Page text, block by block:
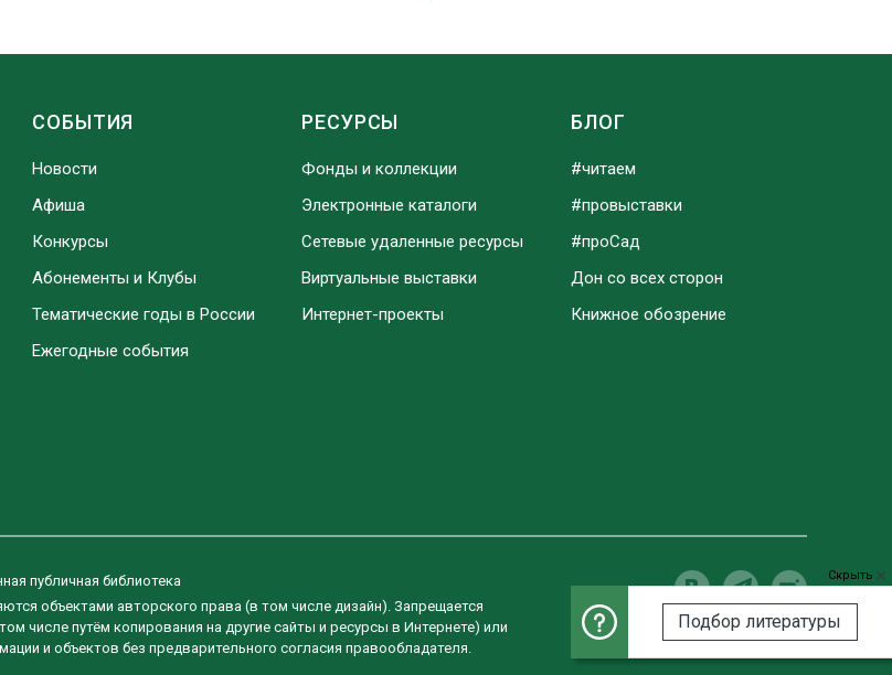
Скрыть
Подбор литературы
СОБЫТИЯ
Новости
Афиша
Конкурсы
Абонементы и Клубы
Тематические годы в России
Ежегодные события
РЕСУРСЫ
Фонды и коллекции
Электронные каталоги
Сетевые удаленные ресурсы
Виртуальные выставки
Интернет-проекты
БЛОГ
#читаем
#провыставки
#проСад
Дон со всех сторон
Книжное обозрение
публичная библиотека
объектами авторского права (в том числе дизайн). Запрещается
числе путём копирования на другие сайты и ресурсы в Интернете) или
и объектов без предварительного согласия правообладателя.
Разработка сайта